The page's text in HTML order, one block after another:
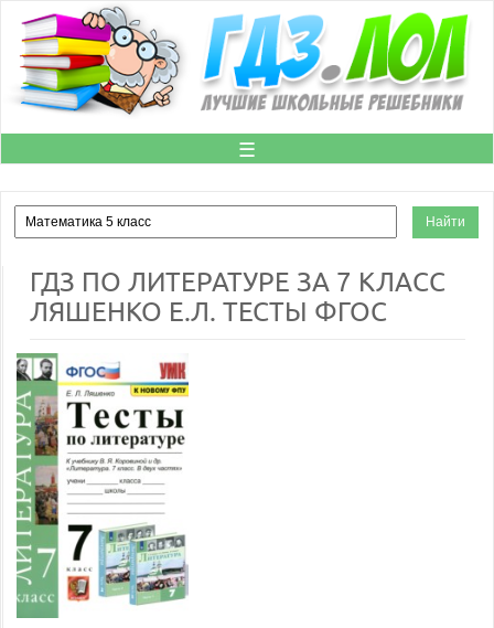
☰
ГДЗ ПО ЛИТЕРАТУРЕ ЗА 7 КЛАСС
ЛЯШЕНКО Е.Л. ТЕСТЫ ФГОС